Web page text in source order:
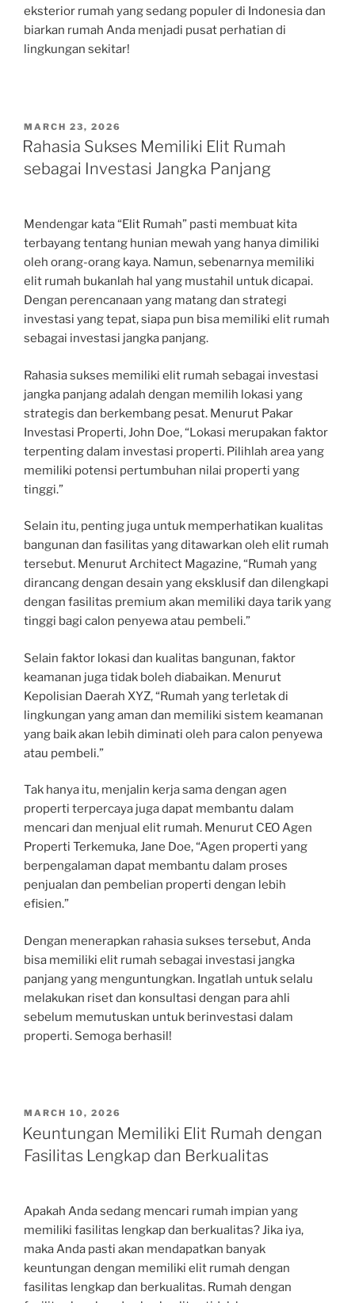
eksterior rumah yang sedang populer di Indonesia dan
biarkan rumah Anda menjadi pusat perhatian di
lingkungan sekitar!
POSTED
ON
MARCH 23, 2026
Rahasia Sukses Memiliki Elit Rumah
sebagai Investasi Jangka Panjang
Mendengar kata “Elit Rumah” pasti membuat kita
terbayang tentang hunian mewah yang hanya dimiliki
oleh orang-orang kaya. Namun, sebenarnya memiliki
elit rumah bukanlah hal yang mustahil untuk dicapai.
Dengan perencanaan yang matang dan strategi
investasi yang tepat, siapa pun bisa memiliki elit rumah
sebagai investasi jangka panjang.
Rahasia sukses memiliki elit rumah sebagai investasi
jangka panjang adalah dengan memilih lokasi yang
strategis dan berkembang pesat. Menurut Pakar
Investasi Properti, John Doe, “Lokasi merupakan faktor
terpenting dalam investasi properti. Pilihlah area yang
memiliki potensi pertumbuhan nilai properti yang
tinggi.”
Selain itu, penting juga untuk memperhatikan kualitas
bangunan dan fasilitas yang ditawarkan oleh elit rumah
tersebut. Menurut Architect Magazine, “Rumah yang
dirancang dengan desain yang eksklusif dan dilengkapi
dengan fasilitas premium akan memiliki daya tarik yang
tinggi bagi calon penyewa atau pembeli.”
Selain faktor lokasi dan kualitas bangunan, faktor
keamanan juga tidak boleh diabaikan. Menurut
Kepolisian Daerah XYZ, “Rumah yang terletak di
lingkungan yang aman dan memiliki sistem keamanan
yang baik akan lebih diminati oleh para calon penyewa
atau pembeli.”
Tak hanya itu, menjalin kerja sama dengan agen
properti terpercaya juga dapat membantu dalam
mencari dan menjual elit rumah. Menurut CEO Agen
Properti Terkemuka, Jane Doe, “Agen properti yang
berpengalaman dapat membantu dalam proses
penjualan dan pembelian properti dengan lebih
efisien.”
Dengan menerapkan rahasia sukses tersebut, Anda
bisa memiliki elit rumah sebagai investasi jangka
panjang yang menguntungkan. Ingatlah untuk selalu
melakukan riset dan konsultasi dengan para ahli
sebelum memutuskan untuk berinvestasi dalam
properti. Semoga berhasil!
POSTED
ON
MARCH 10, 2026
Keuntungan Memiliki Elit Rumah dengan
Fasilitas Lengkap dan Berkualitas
Apakah Anda sedang mencari rumah impian yang
memiliki fasilitas lengkap dan berkualitas? Jika iya,
maka Anda pasti akan mendapatkan banyak
keuntungan dengan memiliki elit rumah dengan
fasilitas lengkap dan berkualitas. Rumah dengan